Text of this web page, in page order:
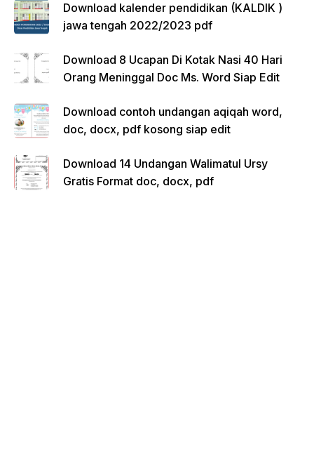
Download kalender pendidikan (KALDIK )
jawa tengah 2022/2023 pdf
Download 8 Ucapan Di Kotak Nasi 40 Hari
Orang Meninggal Doc Ms. Word Siap Edit
Download contoh undangan aqiqah word,
doc, docx, pdf kosong siap edit
Download 14 Undangan Walimatul Ursy
Gratis Format doc, docx, pdf